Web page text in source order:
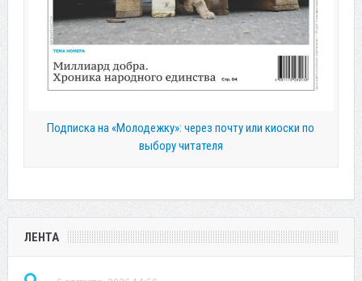
Подписка на «Молодежку»: через почту или киоски по
выбору читателя
ЛЕНТА